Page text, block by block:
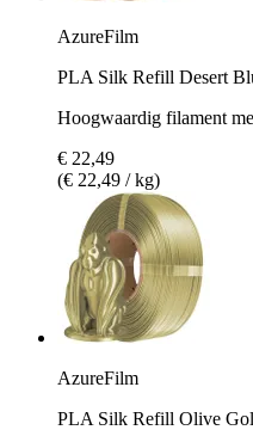
AzureFilm
PLA Silk Refill Desert
Hoogwaardig filament
€ 22,49
(€ 22,49 / kg)
AzureFilm
PLA Silk Refill Olive